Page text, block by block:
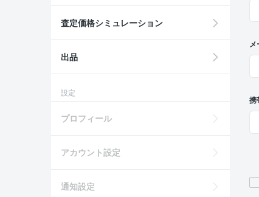
携
査定価格シミュレーション
出品
設定
プロフィール
アカウント設定
通知設定